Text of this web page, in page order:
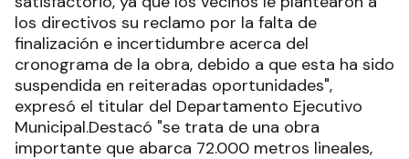
los directivos su reclamo por la falta de
finalización e incertidumbre acerca del
cronograma de la obra, debido a que esta ha sido
suspendida en reiteradas oportunidades",
expresó el titular del Departamento Ejecutivo
Municipal.Destacó "se trata de una obra
importante que abarca 72.000 metros lineales,